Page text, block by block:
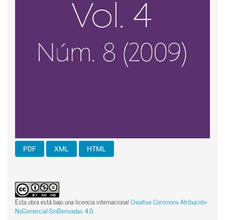
PDF XML HTML
Esta obra está bajo una licencia internacionalCreative Commons Atribución-
NoComercial-SinDerivadas 4.0.